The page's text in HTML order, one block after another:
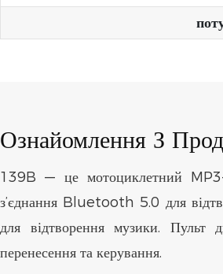
Ознайомлення З
139B — це мотоциклетний
з’єднання Bluetooth 5.0 для
для відтворення музики. Пульт
перенесення та керування.